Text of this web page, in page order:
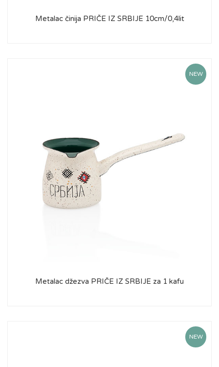
Metalac činija PRIČE IZ SRBIJE 10cm/0,4lit
NEW
Metalac džezva PRIČE IZ SRBIJE za 1 kafu
NEW